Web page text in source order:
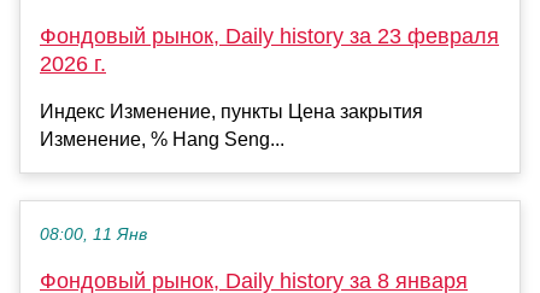
Фондовый рынок, Daily history за 23 февраля
2026 г.
Индекс Изменение, пункты Цена закрытия
Изменение, % Hang Seng...
08:00, 11 Янв
Фондовый рынок, Daily history за 8 января